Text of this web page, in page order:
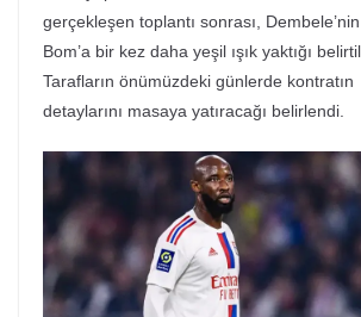
gerçekleşen toplantı sonrası,
Bom’a bir kez daha yeşil ışık yaktığı
Tarafların önümüzdeki günlerde kontratın
detaylarını masaya yatıracağı belirlendi.